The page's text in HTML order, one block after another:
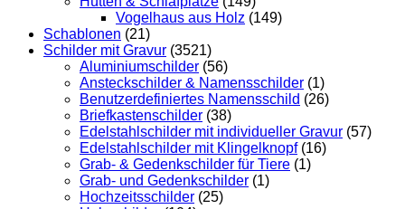
Vogelhaus aus Holz (149)
Schablonen (21)
Schilder mit Gravur (3521)
Aluminiumschilder (56)
Ansteckschilder & Namensschilder (1)
Benutzerdefiniertes Namensschild (26)
Briefkastenschilder (38)
Edelstahlschilder mit individueller Gravur (57)
Edelstahlschilder mit Klingelknopf (16)
Grab- & Gedenkschilder für Tiere (1)
Grab- und Gedenkschilder (1)
Hochzeitsschilder (25)